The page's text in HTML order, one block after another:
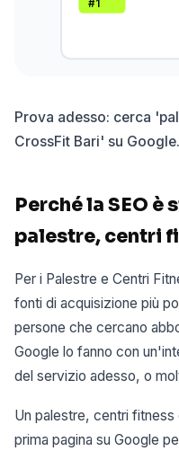
#1
Prova adesso: cerca
CrossFit Bari' su
Perché la SEO è
palestre, centri
Per i Palestre e Centri
fonti di acquisizione più
persone che cercano
Google lo fanno con
del servizio adesso, o
Un palestre, centri
prima pagina su Google